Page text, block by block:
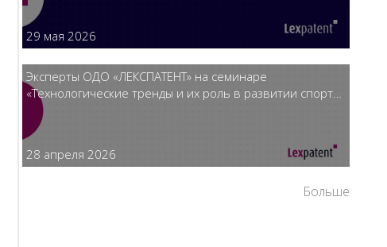
29 мая 2026
28 апреля 2026
Эксперты ОДО «ЛЕКСПАТЕНТ» на семинаре
«Технологические тренды и их роль в развитии спорта:
вопросы охраны прав на ОИС»
Больше